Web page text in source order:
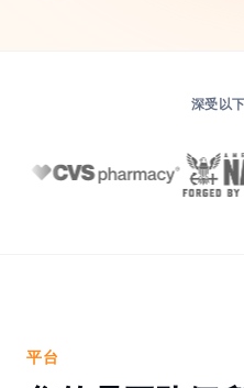
深受以
平台